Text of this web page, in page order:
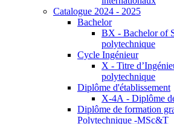
Catalogue 2024 - 2025
Bachelor
BX - Bachelor of
polytechnique
Cycle Ingénieur
X - Titre
polytechnique
Diplôme d'établissement
X-4A - Diplôme
Diplôme de formation
Polytechnique -MSc&T